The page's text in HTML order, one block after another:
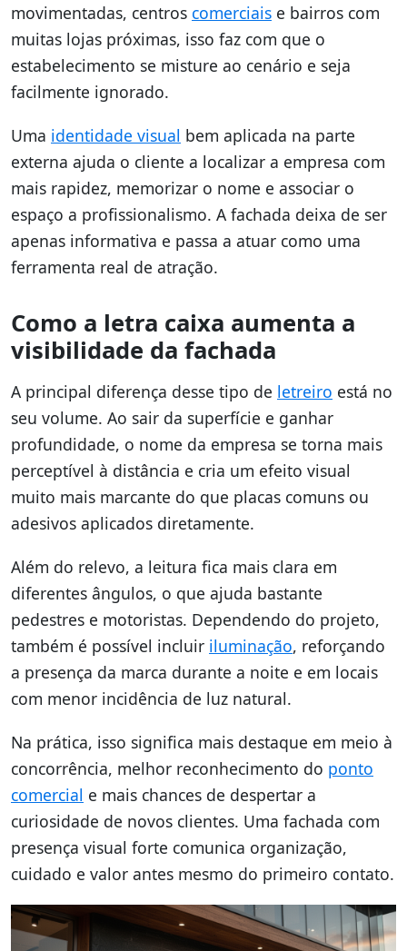
movimentadas, centros comerciais e bairros com
muitas lojas próximas, isso faz com que o
estabelecimento se misture ao cenário e seja
facilmente ignorado.
Uma identidade visual bem aplicada na parte
externa ajuda o cliente a localizar a empresa com
mais rapidez, memorizar o nome e associar o
espaço a profissionalismo. A fachada deixa de ser
apenas informativa e passa a atuar como uma
ferramenta real de atração.
Como a letra caixa aumenta a
visibilidade da fachada
A principal diferença desse tipo de letreiro está no
seu volume. Ao sair da superfície e ganhar
profundidade, o nome da empresa se torna mais
perceptível à distância e cria um efeito visual
muito mais marcante do que placas comuns ou
adesivos aplicados diretamente.
Além do relevo, a leitura fica mais clara em
diferentes ângulos, o que ajuda bastante
pedestres e motoristas. Dependendo do projeto,
também é possível incluir iluminação, reforçando
a presença da marca durante a noite e em locais
com menor incidência de luz natural.
Na prática, isso significa mais destaque em meio à
concorrência, melhor reconhecimento do ponto
comercial e mais chances de despertar a
curiosidade de novos clientes. Uma fachada com
presença visual forte comunica organização,
cuidado e valor antes mesmo do primeiro contato.